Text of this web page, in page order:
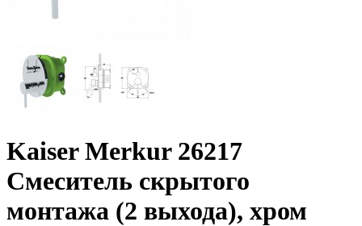
Kaiser Merkur 26217
Смеситель скрытого
монтажа (2 выхода), хром